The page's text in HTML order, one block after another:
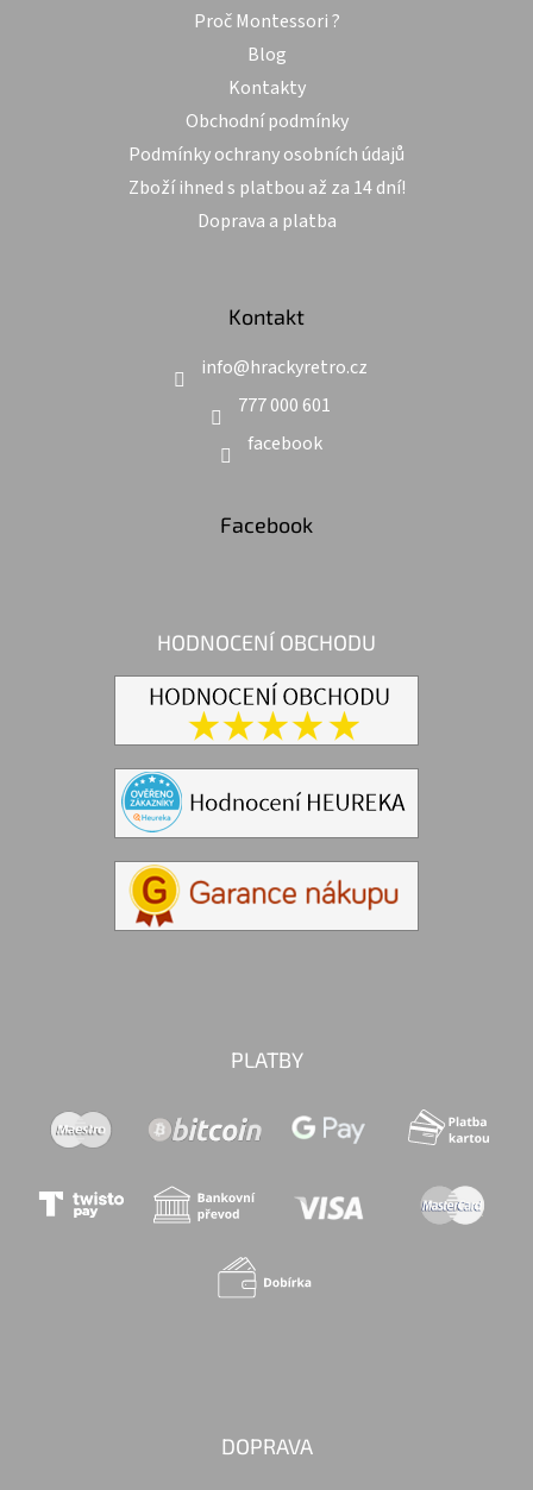
Proč Montessori ?
Blog
Kontakty
Obchodní podmínky
Podmínky ochrany osobních údajů
Zboží ihned s platbou až za 14 dní!
Doprava a platba
Kontakt
info@hrackyretro.cz
777 000 601
facebook
Facebook
HODNOCENÍ OBCHODU
PLATBY
DOPRAVA